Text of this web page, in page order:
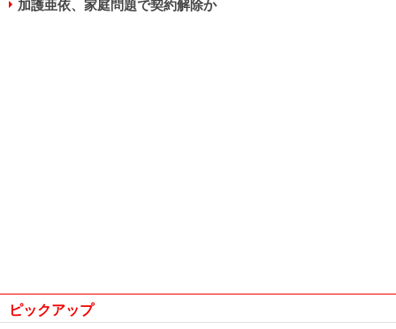
加護亜依、家庭問題で契約解除か
ピックアップ